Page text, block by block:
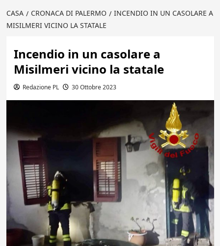
CASA CRONACA DI PALERMO
INCENDIO IN UN CASOLARE A
MISILMERI VICINO LA STATALE
Incendio in un casolare a
Misilmeri vicino la statale
Redazione PL 30 Ottobre 2023